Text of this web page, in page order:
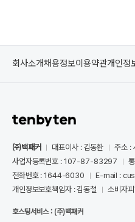
회사소개채용정보이용약관개인정
㈜백패커 대표이사 : 김동환
주소 :
사업자등록번호 : 107-87-83297
전화번호 : 1644-6030
E-mail :
개인정보보호책임자 : 김동철
소비자
호스팅서비스 : (주)백패커